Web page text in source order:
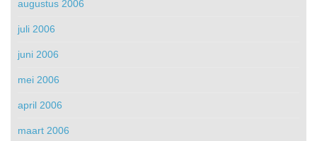
augustus 2006
juli 2006
juni 2006
mei 2006
april 2006
maart 2006